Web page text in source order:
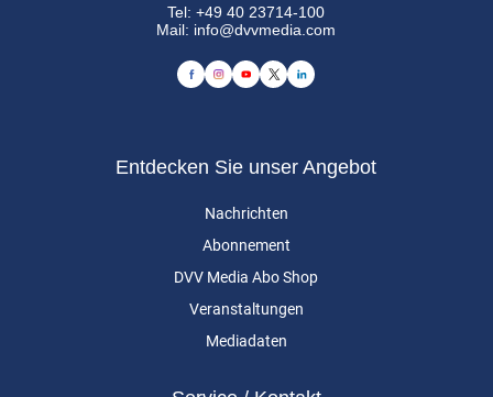
Tel:+49 40 23714-100
Mail: info@dvvmedia.com
Entdecken Sie unser Angebot
Nachrichten
Abonnement
DVV Media Abo Shop
Veranstaltungen
Mediadaten